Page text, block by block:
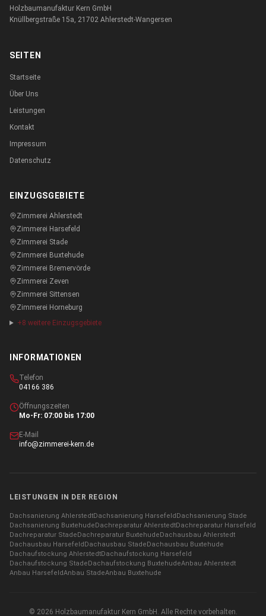
Holzbaumanufaktur Kern GmbH
Knüllbergstraße 15a, 21702 Ahlerstedt-Wangersen
SEITEN
Startseite
Über Uns
Leistungen
Kontakt
Impressum
Datenschutz
EINZUGSGEBIETE
Zimmerei Ahlerstedt
Zimmerei Harsefeld
Zimmerei Stade
Zimmerei Buxtehude
Zimmerei Bremervörde
Zimmerei Zeven
Zimmerei Sittensen
Zimmerei Horneburg
+8 weitere Einzugsgebiete
INFORMATIONEN
Telefon
04166 386
Öffnungszeiten
Mo-Fr: 07:00 bis 17:00
E-Mail
info@zimmerei-kern.de
LEISTUNGEN IN DER REGION
Dachsanierung AhlerstedtDachsanierung HarsefeldDachsanierung Stade
Dachsanierung BuxtehudeDachreparatur AhlerstedtDachreparatur Harsefeld
Dachreparatur StadeDachreparatur BuxtehudeDachausbau Ahlerstedt
Dachausbau HarsefeldDachausbau StadeDachausbau Buxtehude
Dachaufstockung AhlerstedtDachaufstockung Harsefeld
Dachaufstockung StadeDachaufstockung BuxtehudeAnbau Ahlerstedt
Anbau HarsefeldAnbau StadeAnbau Buxtehude
© 2026 Holzbaumanufaktur Kern GmbH. Alle Rechte vorbehalten.